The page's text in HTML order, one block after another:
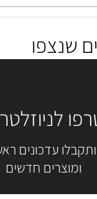
שנצפו
עדכונים
ומוצרים חדשים